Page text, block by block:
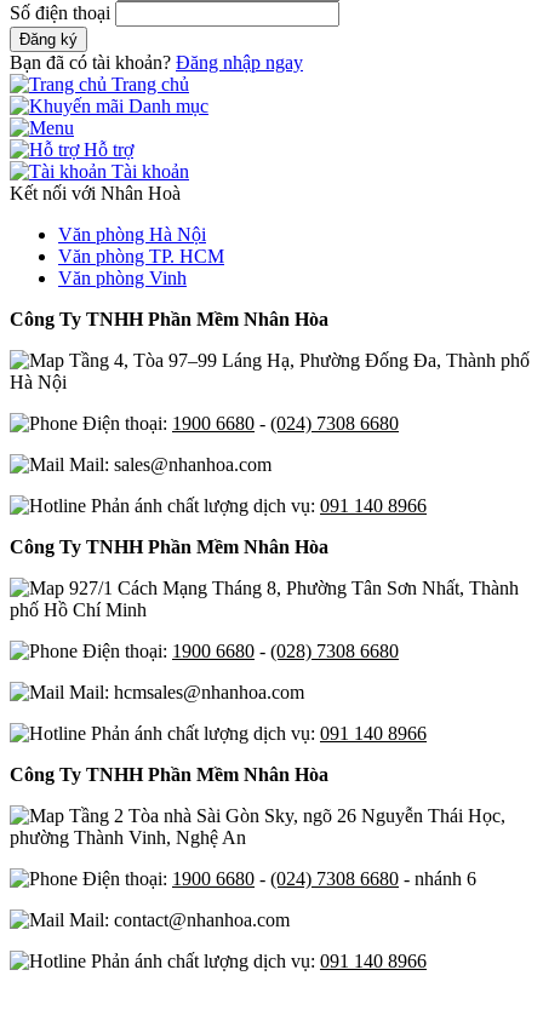
Số điện thoại
Đăng ký
Bạn đã có tài khoản? Đăng nhập ngay
Trang chủ
Danh mục
Hỗ trợ
Tài khoản
Kết nối với Nhân Hoà
Văn phòng Hà Nội
Văn phòng TP. HCM
Văn phòng Vinh
Công Ty TNHH Phần Mềm Nhân Hòa
Tầng 4, Tòa 97–99 Láng Hạ, Phường Đống Đa, Thành phố
Hà Nội
Điện thoại: 1900 6680 - (024) 7308 6680
Mail: sales@nhanhoa.com
Phản ánh chất lượng dịch vụ: 091 140 8966
Công Ty TNHH Phần Mềm Nhân Hòa
927/1 Cách Mạng Tháng 8, Phường Tân Sơn Nhất, Thành
phố Hồ Chí Minh
Điện thoại: 1900 6680 - (028) 7308 6680
Mail: hcmsales@nhanhoa.com
Phản ánh chất lượng dịch vụ: 091 140 8966
Công Ty TNHH Phần Mềm Nhân Hòa
Tầng 2 Tòa nhà Sài Gòn Sky, ngõ 26 Nguyễn Thái Học,
phường Thành Vinh, Nghệ An
Điện thoại: 1900 6680 - (024) 7308 6680 - nhánh 6
Mail: contact@nhanhoa.com
Phản ánh chất lượng dịch vụ: 091 140 8966